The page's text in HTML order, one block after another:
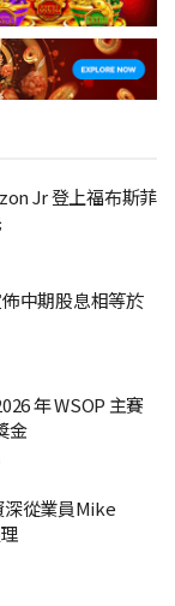
Jr 登上福布斯菲
中期股息相等於
年 WSOP 主賽
金
從業員Mike